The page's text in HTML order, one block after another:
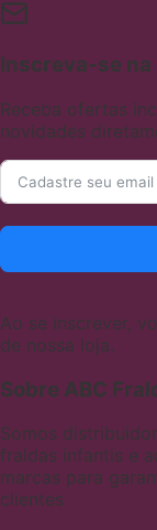
Inscreva-se
Receba ofertas
novidades
Ao se inscrever,
de nossa loja.
Sobre ABC
Somos
fraldas infantis e
marcas para
clientes